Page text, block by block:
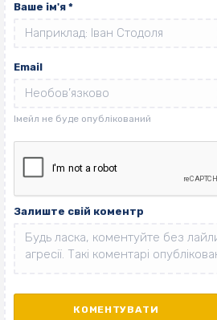
Ваше ім'я *
Email
Залиште свій коментр